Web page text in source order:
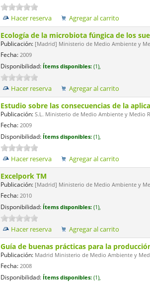
Hacer reserva Agregar al carrito
Ecología de la microbiota fúngica de los
Publicación:[Madrid] Ministerio de Medio Ambiente y
Fecha:2009
Disponibilidad: Ítems disponibles: (1),
Hacer reserva Agregar al carrito
Estudio sobre las consecuencias de la
Publicación:S.L. Ministerio de Medio Ambiente y Medio
Fecha:2009
Disponibilidad: Ítems disponibles: (1),
Hacer reserva Agregar al carrito
Excelpork TM
Publicación:[Madrid] Ministerio de Medio Ambiente y
Fecha:2010
Disponibilidad: Ítems disponibles: (1),
Hacer reserva Agregar al carrito
Guía de buenas prácticas para la
Publicación:Madrid Ministerio de Medio Ambiente y
Fecha:2008
Disponibilidad: Ítems disponibles: (1),